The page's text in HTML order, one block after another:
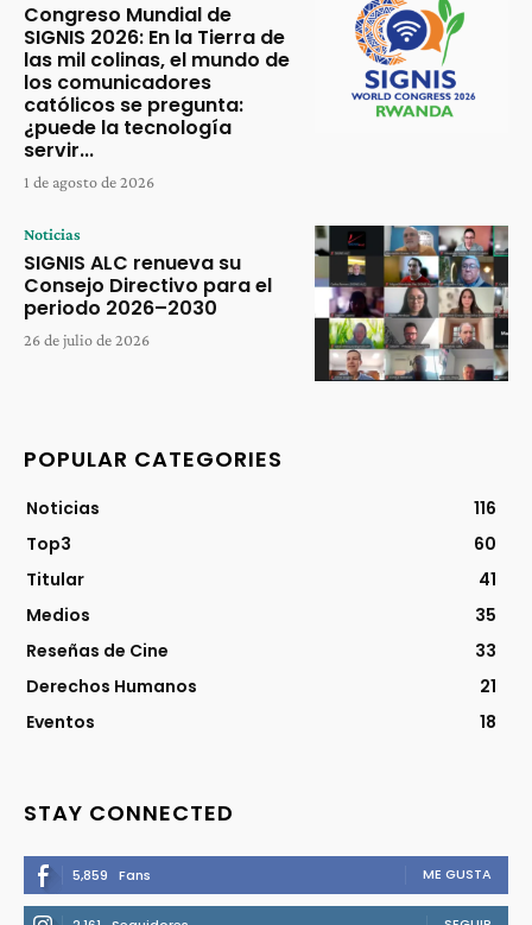
Congreso Mundial de
SIGNIS 2026: En la Tierra de
las mil colinas, el mundo de
los comunicadores
católicos se pregunta:
¿puede la tecnología
servir...
1 de agosto de 2026
Noticias
SIGNIS ALC renueva su
Consejo Directivo para el
periodo 2026–2030
26 de julio de 2026
POPULAR CATEGORIES
Noticias
116
Top3
60
Titular
41
Medios
35
Reseñas de Cine
33
Derechos Humanos
21
Eventos
18
STAY CONNECTED
5,859 Fans ME GUSTA